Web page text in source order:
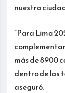
nuestra
“Para Lima
más de 8900
dentro de las
aseguró.